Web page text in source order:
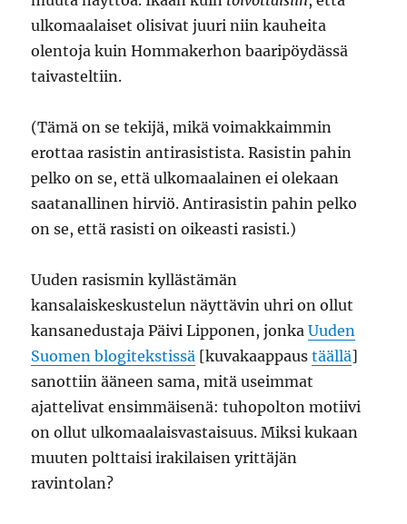
ulkomaalaiset olisivat juuri niin kauheita
olentoja kuin Hommakerhon baaripöydässä
taivasteltiin.
(Tämä on se tekijä, mikä voimakkaimmin
erottaa rasistin antirasistista. Rasistin pahin
pelko on se, että ulkomaalainen ei olekaan
saatanallinen hirviö. Antirasistin pahin pelko
on se, että rasisti on oikeasti rasisti.)
Uuden rasismin kyllästämän
kansalaiskeskustelun näyttävin uhri on ollut
kansanedustaja Päivi Lipponen, jonkaUuden
Suomen blogitekstissä [kuvakaappaustäällä]
sanottiin ääneen sama, mitä useimmat
ajattelivat ensimmäisenä: tuhopolton motiivi
on ollut ulkomaalaisvastaisuus. Miksi kukaan
muuten polttaisi irakilaisen yrittäjän
ravintolan?